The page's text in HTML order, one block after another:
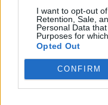
I want to opt-out
Retention, Sale,
Personal Data
Purposes for
Opted Out
CONFIRM
Θέσεις Εργασίας ανά
Κέντρο Βοήθειας
Υπηρεσίες